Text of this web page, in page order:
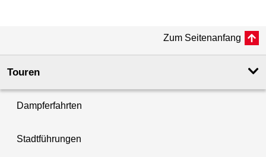
Zum Seitenanfang
Touren
Dampferfahrten
Stadtführungen